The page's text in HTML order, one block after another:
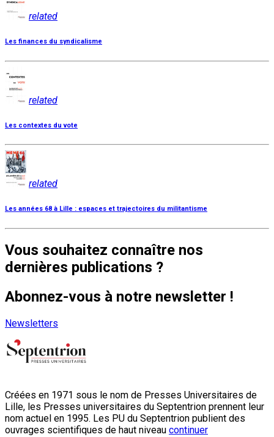
related
Les finances du syndicalisme
related
Les contextes du vote
related
Les années 68 à Lille : espaces et trajectoires du militantisme
Vous souhaitez connaître nos
dernières publications ?
Abonnez-vous à notre newsletter !
Newsletters
Créées en 1971 sous le nom de Presses Universitaires de
Lille, les Presses universitaires du Septentrion prennent leur
nom actuel en 1995. Les PU du Septentrion publient des
ouvrages scientifiques de haut niveau continuer